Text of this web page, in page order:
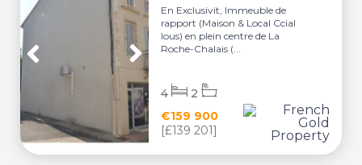
En Exclusivit, Immeuble de
rapport (Maison & Local Ccial
lous) en plein centre de La
Roche-Chalais (...
€159 900
[£139 201]
4 2